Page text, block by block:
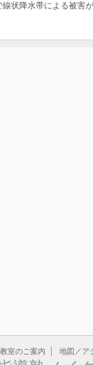
線状降水帯による被害
教室のご案内
地図／ア